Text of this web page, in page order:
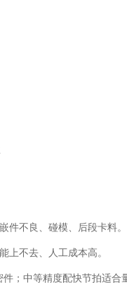
不良、碰模、后段卡料。
不去、人工成本高。
；中等精度配快节拍适合